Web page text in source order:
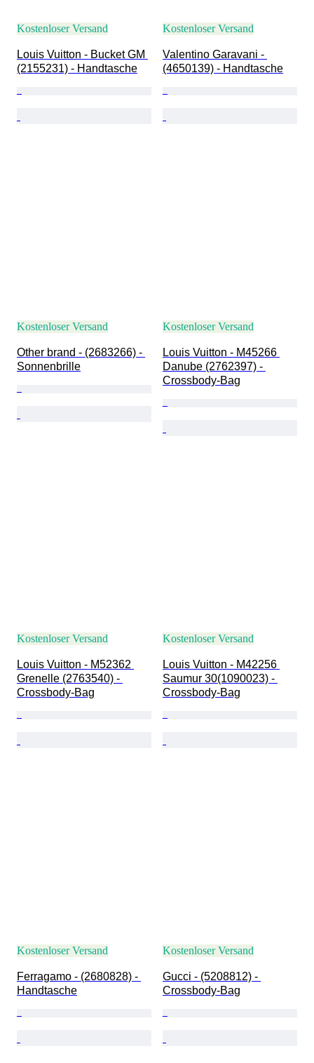
Kostenloser Versand
Louis Vuitton - Bucket GM
(2155231) - Handtasche
Kostenloser Versand
Valentino Garavani -
(4650139) - Handtasche
Kostenloser Versand
Other brand - (2683266) -
Sonnenbrille
Kostenloser Versand
Louis Vuitton - M45266
Danube (2762397) -
Crossbody-Bag
Kostenloser Versand
Louis Vuitton - M52362
Grenelle (2763540) -
Crossbody-Bag
Kostenloser Versand
Louis Vuitton - M42256
Saumur 30(1090023) -
Crossbody-Bag
Kostenloser Versand
Ferragamo - (2680828) -
Handtasche
Kostenloser Versand
Gucci - (5208812) -
Crossbody-Bag